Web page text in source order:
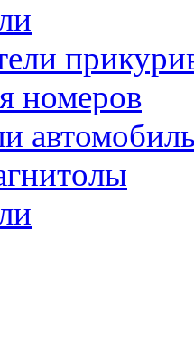
номеров